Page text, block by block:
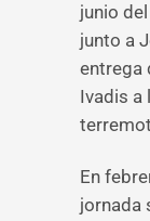
junio
junto a
entrega
Ivadis a
En
jornada